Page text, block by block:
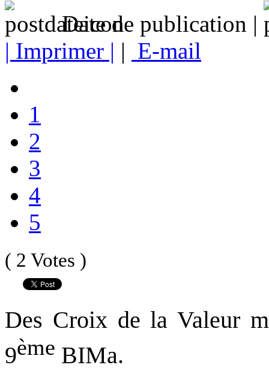
Date de publication |
| Imprimer | | E-mail
1
2
3
4
5
( 2 Votes )
Des Croix de la Valeur
9ème BIMa.